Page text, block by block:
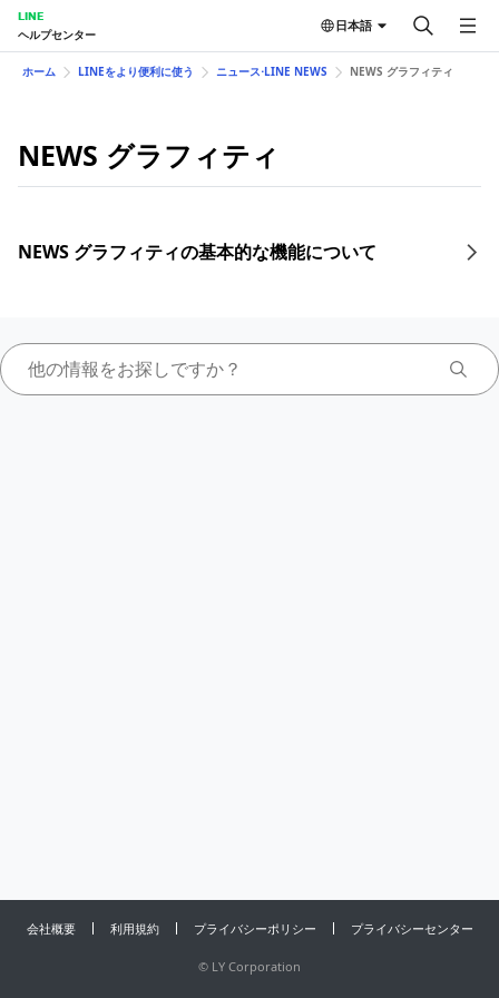
LINE
ヘルプセンター
日本語
ホーム LINEをより便利に使う ニュース⋅LINE NEWS NEWS グラフィティ
NEWS グラフィティ
NEWS グラフィティの基本的な機能について
会社概要 利用規約 プライバシーポリシー プライバシーセンター
© LY Corporation